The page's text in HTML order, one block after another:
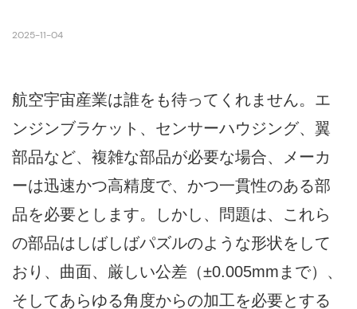
2025-11-04
航空宇宙産業は誰をも待ってくれません。エ
ンジンブラケット、センサーハウジング、翼
部品など、複雑な部品が必要な場合、メーカ
ーは迅速かつ高精度で、かつ一貫性のある部
品を必要とします。しかし、問題は、これら
の部品はしばしばパズルのような形状をして
おり、曲面、厳しい公差（±0.005mmまで）、
そしてあらゆる角度からの加工を必要とする